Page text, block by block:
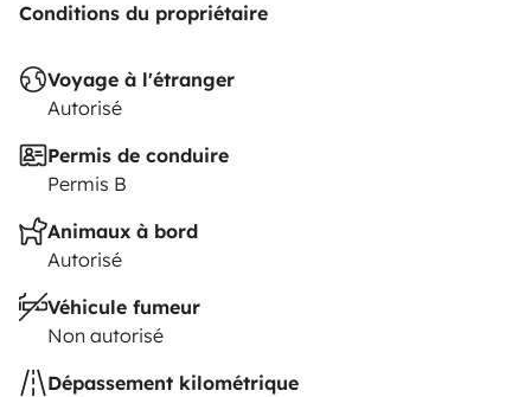
Conditions du propriétaire
Voyage à l'étranger
Autorisé
Permis de conduire
Permis B
Animaux à bord
Autorisé
Véhicule fumeur
Non autorisé
Dépassement kilométrique